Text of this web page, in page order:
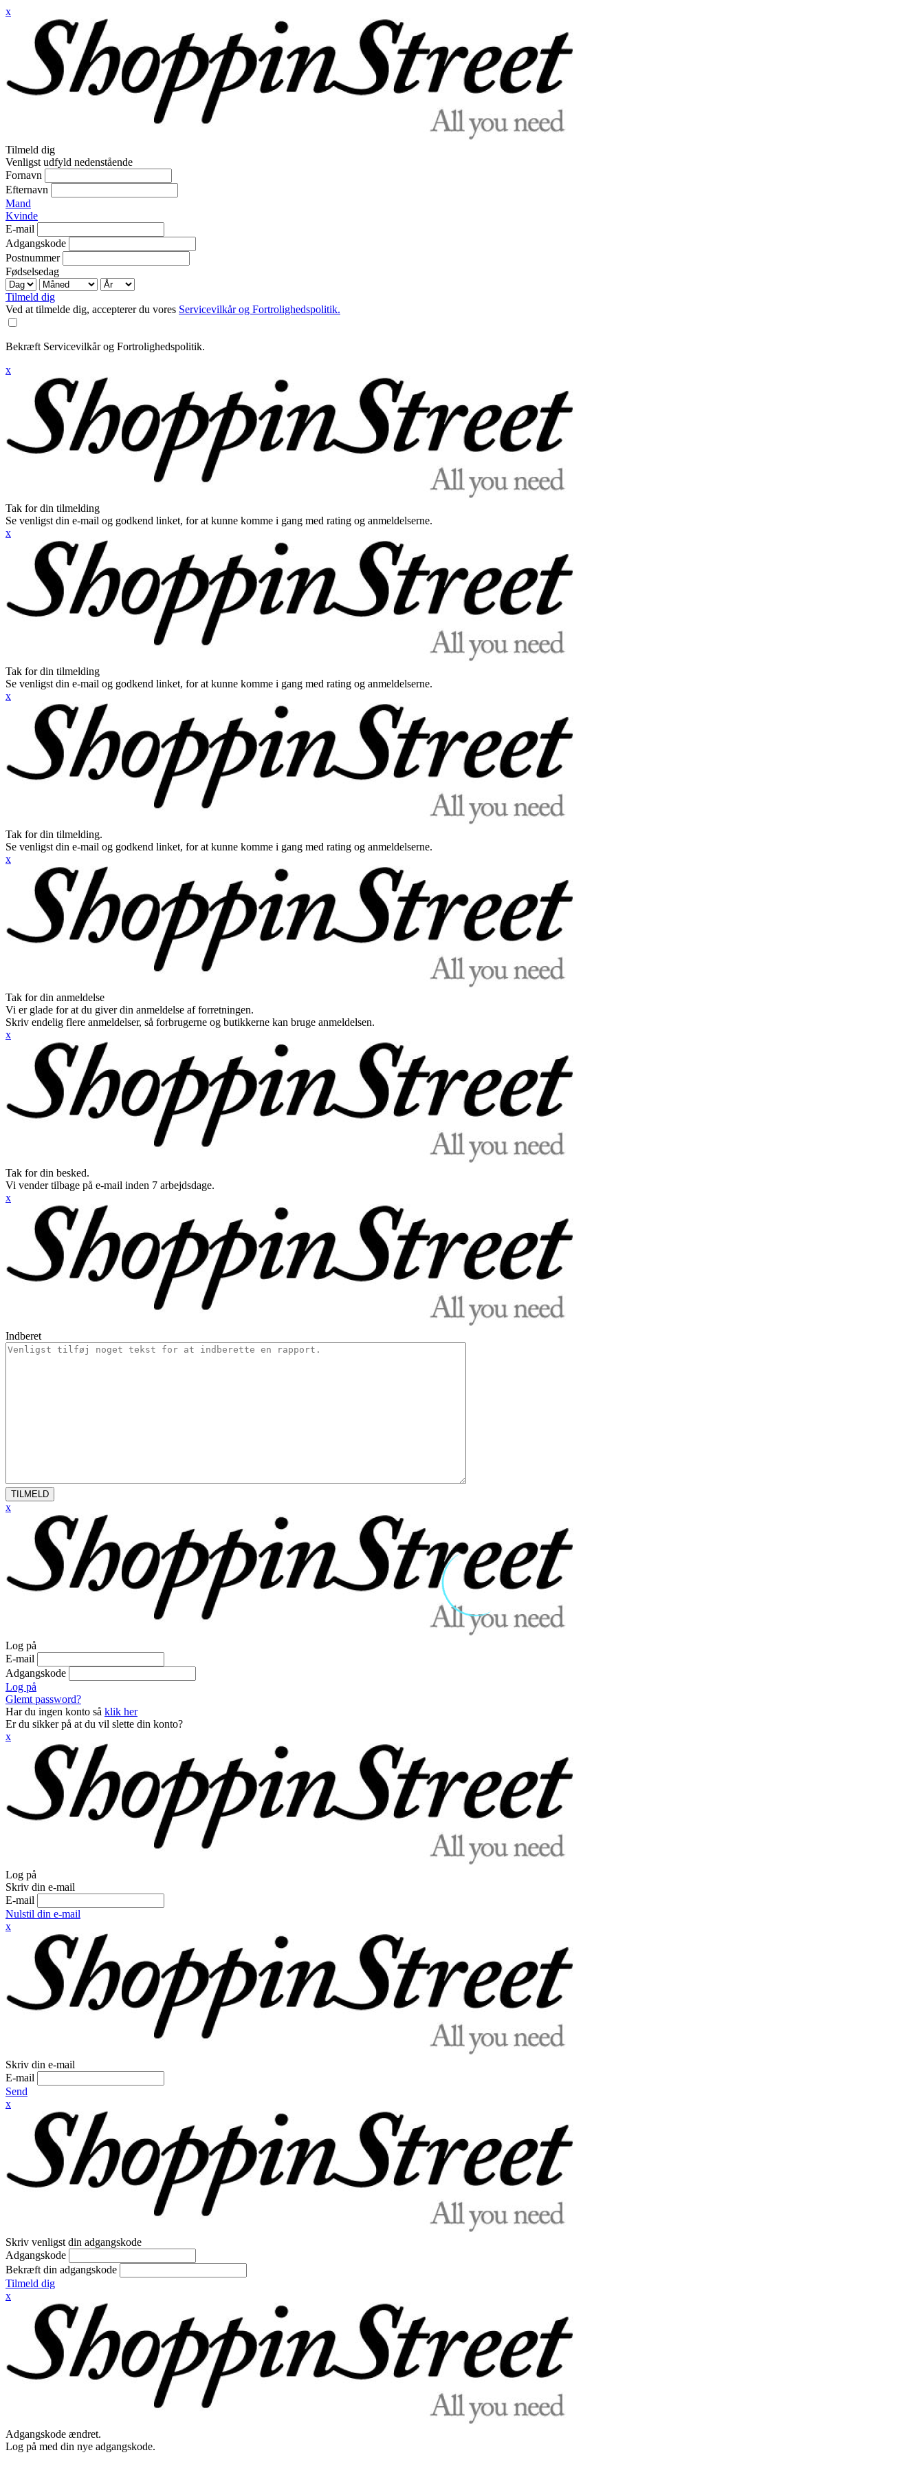
x
Tilmeld dig
Venligst udfyld nedenstående
Fornavn
Efternavn
Mand
Kvinde
E-mail
Adgangskode
Postnummer
Fødselsedag
Tilmeld dig
Ved at tilmelde dig, accepterer du vores Servicevilkår og Fortrolighedspolitik.
Bekræft Servicevilkår og Fortrolighedspolitik.
x
Tak for din tilmelding
Se venligst din e-mail og godkend linket, for at kunne komme i gang med rating og anmeldelserne.
x
Tak for din tilmelding
Se venligst din e-mail og godkend linket, for at kunne komme i gang med rating og anmeldelserne.
x
Tak for din tilmelding.
Se venligst din e-mail og godkend linket, for at kunne komme i gang med rating og anmeldelserne.
x
Tak for din anmeldelse
Vi er glade for at du giver din anmeldelse af forretningen.
Skriv endelig flere anmeldelser, så forbrugerne og butikkerne kan bruge anmeldelsen.
x
Tak for din besked.
Vi vender tilbage på e-mail inden 7 arbejdsdage.
x
Indberet
TILMELD
x
Log på
E-mail
Adgangskode
Log på
Glemt password?
Har du ingen konto så klik her
Er du sikker på at du vil slette din konto?
x
Log på
Skriv din e-mail
E-mail
Nulstil din e-mail
x
Skriv din e-mail
E-mail
Send
x
Skriv venligst din adgangskode
Adgangskode
Bekræft din adgangskode
Tilmeld dig
x
Adgangskode ændret.
Log på med din nye adgangskode.